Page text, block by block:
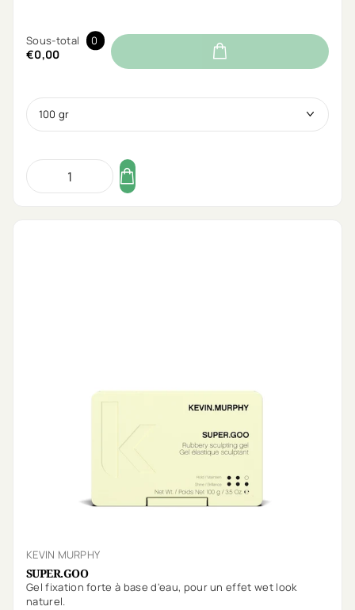
Sous-total 0
€0,00
KEVIN MURPHY
SUPER.GOO
Gel fixation forte à base d'eau, pour un effet wet look
naturel.